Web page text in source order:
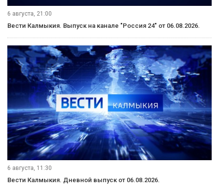
6 августа, 21:00
Вести Калмыкия. Выпуск на канале "Россия 24" от 06.08.2026.
6 августа, 11:30
Вести Калмыкия. Дневной выпуск от 06.08.2026.